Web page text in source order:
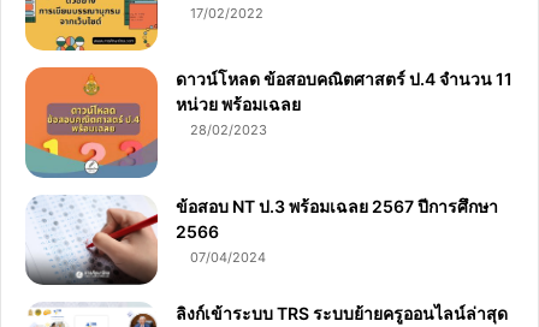
17/02/2022
ดาวน์โหลด ข้อสอบคณิตศาสตร์ ป.4 จำนวน 11
หน่วย พร้อมเฉลย
28/02/2023
ข้อสอบ NT ป.3 พร้อมเฉลย 2567 ปีการศึกษา
2566
07/04/2024
ลิงก์เข้าระบบ TRS ระบบย้ายครูออนไลน์ล่าสุด